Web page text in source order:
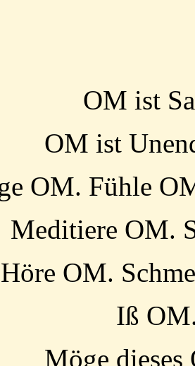
OM ist
OM ist
OM. Fühle
Meditiere OM.
Höre OM.
Iß
Möge